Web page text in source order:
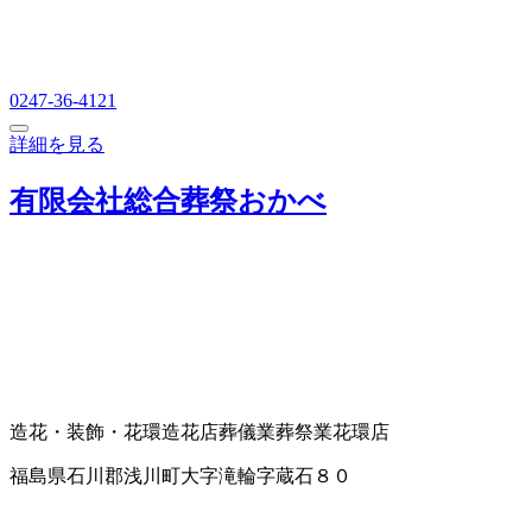
0247-36-4121
詳細を見る
有限会社総合葬祭おかべ
造花・装飾・花環造花店葬儀業葬祭業花環店
福島県石川郡浅川町大字滝輪字蔵石８０